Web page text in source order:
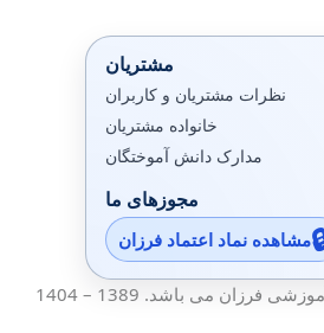
مشتریان
نظرات مشتریان و کاربران
خانواده مشتریان
مدارک دانش آموختگان
مجوزهای ما
مشاهده نماد اعتماد فرزان
می باشد. 1389 – 1404